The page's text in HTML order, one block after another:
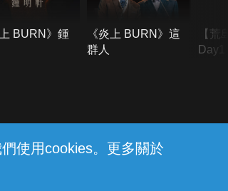
使用cookies。更多關於
上 BURN》鍾
《炎上 BURN》這
群人
【荒